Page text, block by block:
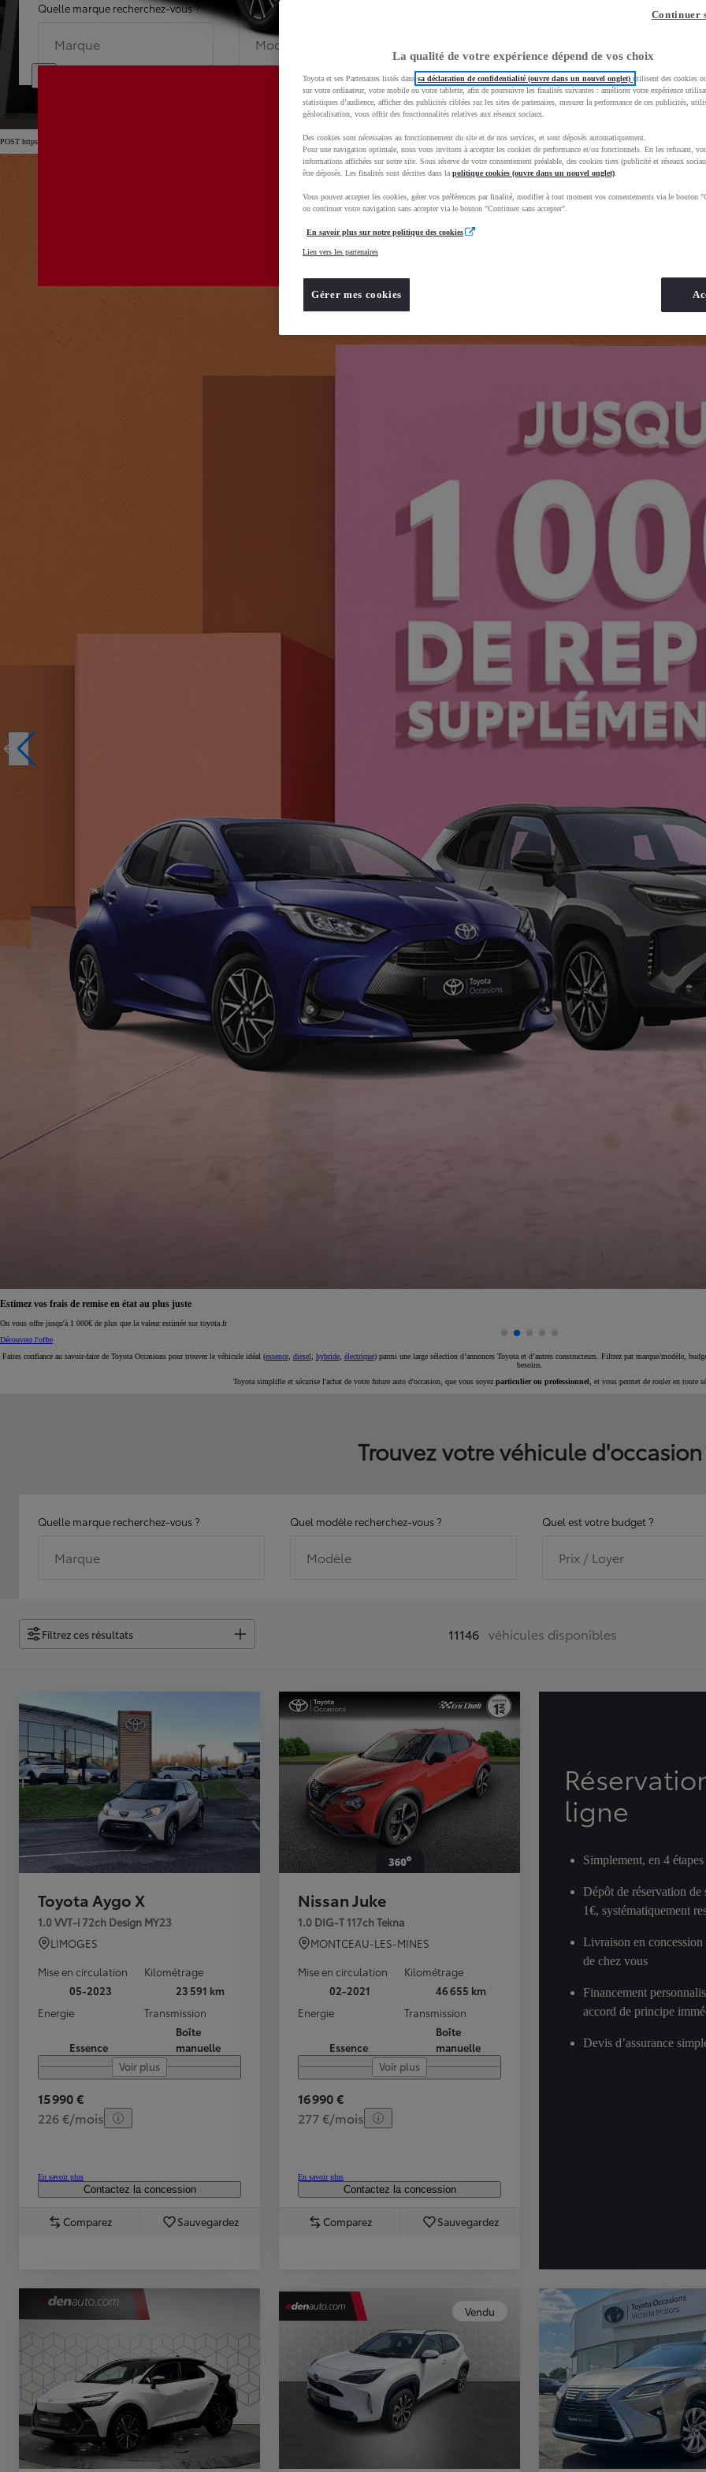
Nouvelle Yaris Cross
Disponible prochainement
TOYOTA C-HR
HYBRIDE OU HYBRIDE RECHARGEABLE
Quelle marque recherchez-vous ?
Marque
Quel modèle recherchez-vous ?
Modèle
Dans quelle
POST https://usc-webcomponents.toyota-europe.com/v1/car-filter-header/fr/fr?carFilter=used&brand=toyota&uscEnv=production&useGlobalStore=true
Estimez vos frais de remise en état au plus juste
On vous offre jusqu'à 1 000€ de plus que la valeur estimée sur toyota.fr
Découvrez l'offre
Faites confiance au savoir-faire de Toyota Occasions pour trouver le véhicule idéal (essence, diesel hybride, électrique) parmi une large sélection d’annonces Toyota et d’autres constructeurs. Filtrez par marque/modèle,
besoins.
Toyota simplifie et sécurise l'achat de votre future auto d'occasion, que vous soyez particulier ou professionnel , et vous permet de rouler en toute
Trouvez votre véhicule d'occasion
Quelle marque recherchez-vous ?
Marque
Quel modèle recherchez-vous ?
Modèle
Quel est votre budget ?
Prix / Loyer
Filtrez ces résultats 11146 véhicules disponibles
Toyota Aygo X
1.0 VVT-i 72ch Design MY23
LIMOGES
Mise en circulation
05-2023
Kilométrage
23 591 km
Energie
Essence
Transmission
Boîte
manuelle
Voir plus
15 990 €
226 €/mois
En savoir plus
Contactez la concession
Comparez Sauvegardez
Nissan Juke
1.0 DIG-T 117ch Tekna
MONTCEAU-LES-MINES
Mise en circulation
02-2021
Kilométrage
46 655 km
Energie
Essence
Transmission
Boîte
manuelle
Voir plus
16 990 €
277 €/mois
En savoir plus
Contactez la concession
Comparez Sauvegardez
ligne
Simplement, en 4 étapes
Dépôt de réservation de
1€, systématiquement
Livraison en concession
de chez vous
Financement
accord de principe
Devis d’assurance
Vendu
La qualité de votre expérience dépend de vos choix
Toyota et ses Partenaires listés dans sa déclaration de confidentialité (ouvre dans un nouvel onglet) utilisent des cookies
sur votre ordinateur, votre mobile ou votre tablette, afin de poursuivre les finalités suivantes : améliorer votre expérience
statistiques d’audience, afficher des publicités ciblées sur les sites de partenaires, mesurer la performance de ces publicités,
géolocalisation, vous offrir des fonctionnalités relatives aux réseaux sociaux.
Des cookies sont nécessaires au fonctionnement du site et de nos services, et sont déposés automatiquement.
Pour une navigation optimale, nous vous invitons à accepter les cookies de performance et/ou fonctionnels. En les refusant,
informations affichées sur notre site. Sous réserve de votre consentement préalable, des cookies tiers (publicité et réseaux
être déposés. Les finalités sont décrites dans la politique cookies (ouvre dans un nouvel onglet)
Vous pouvez accepter les cookies, gérer vos préférences par finalité, modifier à tout moment vos consentements via le bouton
ou continuer votre navigation sans accepter via le bouton "Continuer sans accepter".
En savoir plus sur notre politique des cookies
Lien vers les partenaires
Gérer mes cookies
Continuer